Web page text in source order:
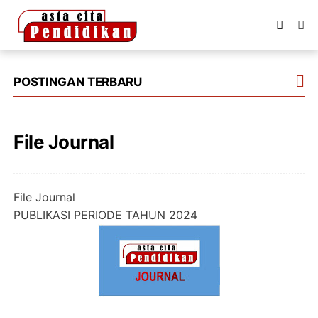
POSTINGAN TERBARU
File Journal
File Journal
PUBLIKASI PERIODE TAHUN 2024